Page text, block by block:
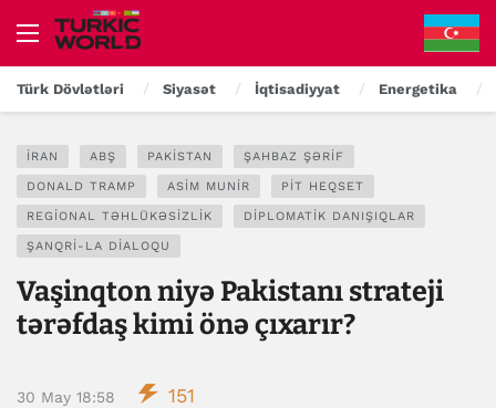
Türk Dövlətləri Siyasət İqtisadiyyat Energetika
İRAN ABŞ PAKISTAN ŞAHBAZ ŞƏRIF
DONALD TRAMP ASIM MUNIR PIT HEQSET
REGIONAL TƏHLÜKƏSIZLIK DIPLOMATIK DANIŞIQLAR
ŞANQRI-LA DIALOQU
Vaşinqton niyə Pakistanı strateji
tərəfdaş kimi önə çıxarır?
30 May 18:58 151